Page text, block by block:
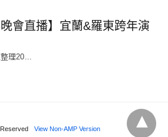
會直播】宜蘭&羅東跨年演
理20...
View Non-AMP Version